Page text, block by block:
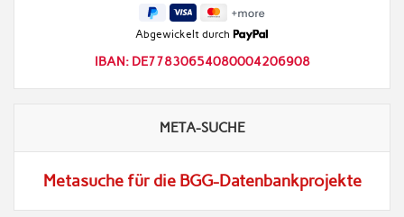
Abgewickelt durch
IBAN: DE77830654080004206908
META-SUCHE
Metasuche für die BGG-Datenbankprojekte